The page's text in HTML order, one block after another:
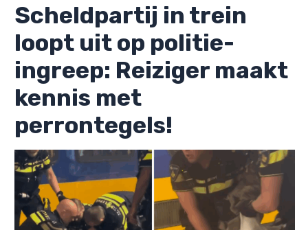
Scheldpartij in trein
loopt uit op politie-
ingreep: Reiziger maakt
kennis met
perrontegels!